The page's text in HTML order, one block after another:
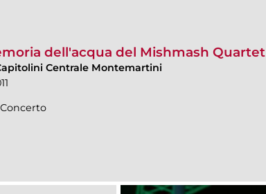
dell'acqua del Mishmash Quartet
Centrale Montemartini